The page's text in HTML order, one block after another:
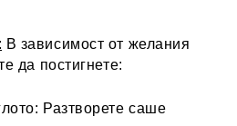
: В зависимост от желания
да постигнете:
Разтворете саше